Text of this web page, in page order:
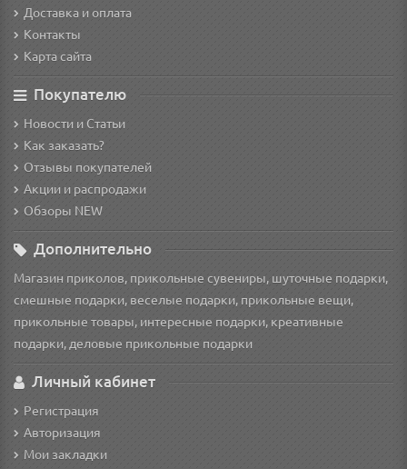
Доставка и оплата
Контакты
Карта сайта
Покупателю
Новости и Статьи
Как заказать?
Отзывы покупателей
Акции и распродажи
Обзоры NEW
Дополнительно
Магазин приколов, прикольные сувениры, шуточные подарки,
смешные подарки, веселые подарки, прикольные вещи,
прикольные товары, интересные подарки, креативные
подарки, деловые прикольные подарки
Личный кабинет
Регистрация
Авторизация
Мои закладки